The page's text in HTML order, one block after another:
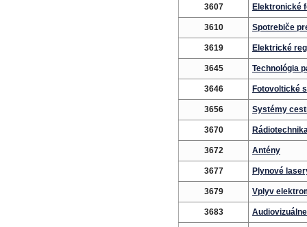
3607 Elektronické
3610 Spotrebiče
3619 Elektrické
3645 Technológia
3646 Fotovoltické
3656 Systémy
3670
3672 Antény
3677 Plynové
3679 Vplyv
3683